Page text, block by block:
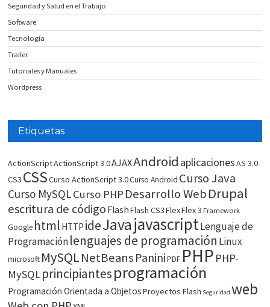
Seguridad y Salud en el Trabajo
Software
Tecnología
Trailer
Tutoriales y Manuales
Wordpress
Etiquetas
ActionScriptActionScript 3.0AJAXAndroid aplicacionesAS 3.0
CS3 CSSCurso ActionScript 3.0Curso Android Curso Java
Curso MySQLCurso PHP Desarrollo WebDrupal
escritura de código FlashFlash CS3FlexFlex 3 Framework
Google html HTTP ideJavajavascriptLenguaje de
Programaciónlenguajes de programación Linux
microsoft MySQLNetBeans Panini PDF PHP PHP-
MySQLprincipiantesprogramación
Programación Orientada a ObjetosProyectos Flash Seguridad web